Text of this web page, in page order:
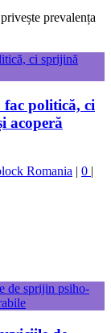
prevalența
politică, ci
acoperă
Romania 0